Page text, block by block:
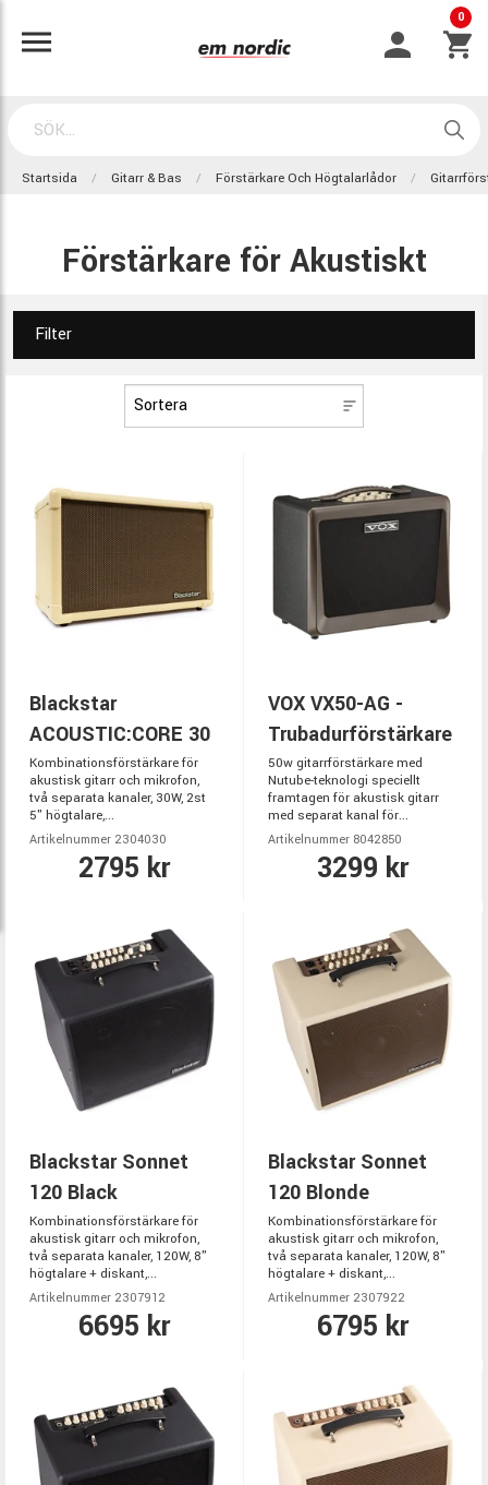
0
Startsida Gitarr & Bas Förstärkare Och Högtalarlådor
Förstärkare för Akustiskt
Filter
Blackstar
ACOUSTIC:CORE 30
Kombinationsförstärkare för
akustisk gitarr och mikrofon,
två separata kanaler, 30W, 2st
5" högtalare,...
Artikelnummer 2304030
2795 kr
VOX VX50-AG -
Trubadurförstärkare
50w gitarrförstärkare med
Nutube-teknologi speciellt
framtagen för akustisk gitarr
med separat kanal för...
Artikelnummer 8042850
3299 kr
Blackstar Sonnet
120 Black
Kombinationsförstärkare för
akustisk gitarr och mikrofon,
två separata kanaler, 120W, 8"
högtalare + diskant,...
Artikelnummer 2307912
6695 kr
Blackstar Sonnet
120 Blonde
Kombinationsförstärkare för
akustisk gitarr och mikrofon,
två separata kanaler, 120W, 8"
högtalare + diskant,...
Artikelnummer 2307922
6795 kr